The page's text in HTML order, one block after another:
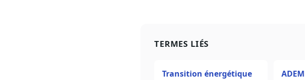
TERMES LIÉS
Transition énergétique